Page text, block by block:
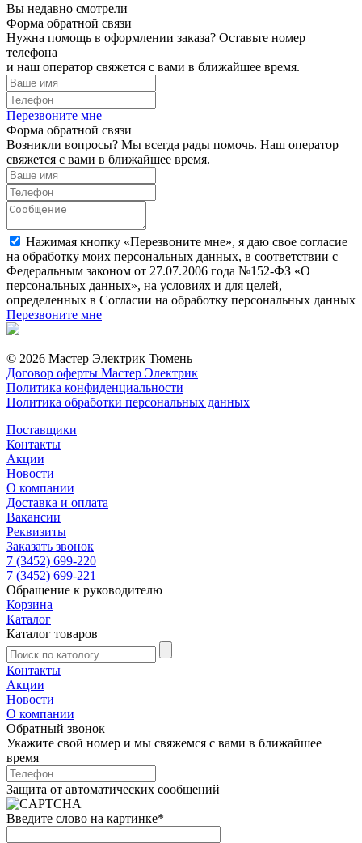
Вы недавно смотрели
Форма обратной связи
Нужна помощь в оформлении заказа? Оставьте номер
телефона
и наш оператор свяжется с вами в ближайшее время.
Перезвоните мне
Форма обратной связи
Возникли вопросы? Мы всегда рады помочь. Наш оператор
свяжется с вами в ближайшее время.
Нажимая кнопку «Перезвоните мне», я даю свое согласие
на обработку моих персональных данных, в соответствии с
Федеральным законом от 27.07.2006 года №152-ФЗ «О
персональных данных», на условиях и для целей,
определенных в Согласии на обработку персональных данных
Перезвоните мне
© 2026 Мастер Электрик Тюмень
Договор оферты Мастер Электрик
Политика конфиденциальности
Политика обработки персональных данных
Поставщики
Контакты
Акции
Новости
О компании
Доставка и оплата
Вакансии
Реквизиты
Заказать звонок
7 (3452) 699-220
7 (3452) 699-221
Обращение к руководителю
Корзина
Каталог
Каталог товаров
Контакты
Акции
Новости
О компании
Обратный звонок
Укажите свой номер и мы свяжемся с вами в ближайшее
время
Защита от автоматических сообщений
Введите слово на картинке*